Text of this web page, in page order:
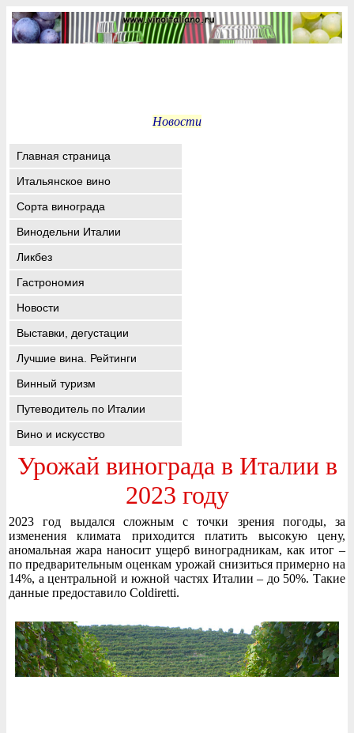
Новости
Главная страница
Итальянское вино
Сорта винограда
Винодельни Италии
Ликбез
Гастрономия
Новости
Выставки, дегустации
Лучшие вина. Рейтинги
Винный туризм
Путеводитель по Италии
Вино и искусство
Урожай винограда в Италии в
2023 году
2023 год выдался сложным с точки зрения погоды, за
изменения климата приходится платить высокую цену,
аномальная жара наносит ущерб виноградникам, как итог –
по предварительным оценкам урожай снизиться примерно на
14%, а центральной и южной частях Италии – до 50%. Такие
данные предоставило Coldiretti.